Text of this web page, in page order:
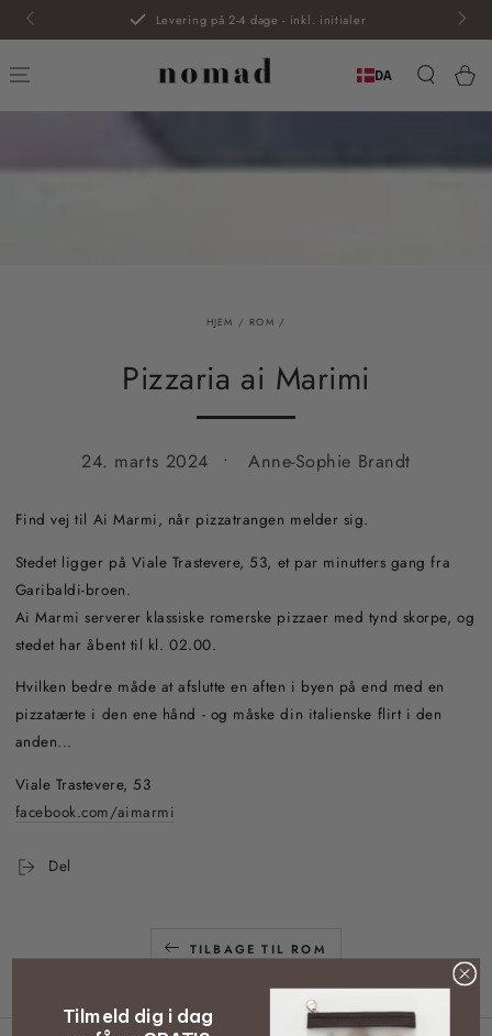
SPRING TIL
INDHOLD
Levering på 2-4 dage - inkl. initialer
DA
HJEM / ROM /
Pizzaria ai Marimi
24. marts 2024 Anne-Sophie Brandt
Find vej til Ai Marmi, når pizzatrangen melder sig.
Stedet ligger på Viale Trastevere, 53, et par minutters gang fra
Garibaldi-broen.
Ai Marmi serverer klassiske romerske pizzaer med tynd skorpe, og
stedet har åbent til kl. 02.00.
Hvilken bedre måde at afslutte en aften i byen på end med en
pizzatærte i den ene hånd - og måske din italienske flirt i den
anden...
Viale Trastevere, 53
facebook.com/aimarmi
Del
TILBAGE TIL ROM
Tilmeld dig i dag